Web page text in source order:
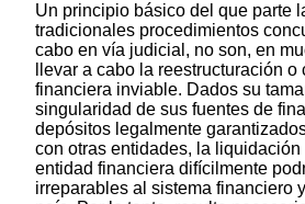
Un principio básico del que parte
tradicionales procedimientos
cabo en vía judicial, no son, en
llevar a cabo la reestructuración
financiera inviable. Dados su
singularidad de sus fuentes de
depósitos legalmente
con otras entidades, la
entidad financiera difícilmente
irreparables al sistema financiero